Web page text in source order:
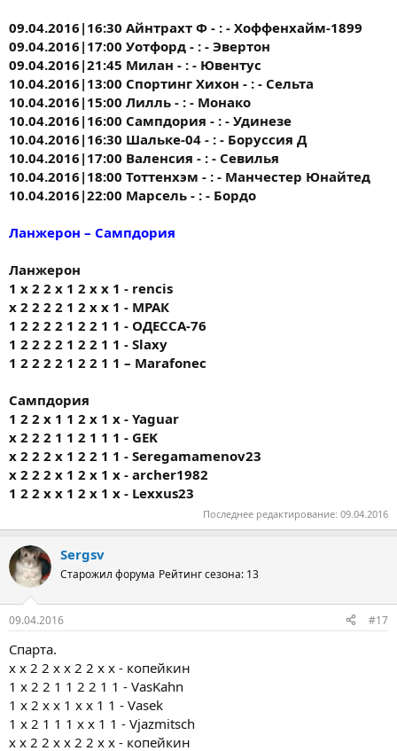
09.04.2016|16:30 Айнтрахт Ф - : - Хоффенхайм-1899
09.04.2016|17:00 Уотфорд - : - Эвертон
09.04.2016|21:45 Милан - : - Ювентус
10.04.2016|13:00 Спортинг Хихон - : - Сельта
10.04.2016|15:00 Лилль - : - Монако
10.04.2016|16:00 Сампдория - : - Удинезе
10.04.2016|16:30 Шальке-04 - : - Боруссия Д
10.04.2016|17:00 Валенсия - : - Севилья
10.04.2016|18:00 Тоттенхэм - : - Манчестер Юнайтед
10.04.2016|22:00 Марсель - : - Бордо
Ланжерон – Сампдория
Ланжерон
1 x 2 2 x 1 2 x x 1 - rencis
х 2 2 2 2 1 2 х х 1 - МРАК
1 2 2 2 2 1 2 2 1 1 - ОДЕССА-76
1 2 2 2 2 1 2 2 1 1 - Slaxy
1 2 2 2 2 1 2 2 1 1 – Marafonec
Сампдория
1 2 2 x 1 1 2 x 1 x - Yaguar
x 2 2 2 1 1 2 1 1 1 - GEK
x 2 2 2 x 1 2 2 1 1 - Seregamamenov23
x 2 2 2 x 1 2 x 1 x - archer1982
1 2 2 x x 1 2 x 1 x - Lexxus23
Последнее редактирование: 09.04.2016
Sergsv
Старожил форума Рейтинг сезона: 13
09.04.2016 #17
Спарта.
х х 2 2 х х 2 2 х х - копейкин
1 х 2 2 1 1 2 2 1 1 - VasKahn
1 x 2 x x 1 x x 1 1 - Vasek
1 х 2 1 1 1 х х 1 1 - Vjazmitsch
х х 2 2 х х 2 2 х х - копейкин